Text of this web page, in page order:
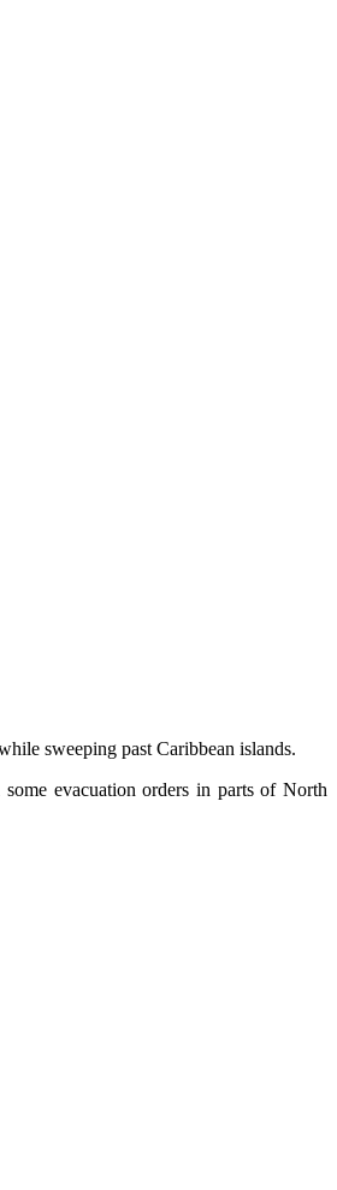
sweeping past Caribbean islands.
evacuation orders in parts of North